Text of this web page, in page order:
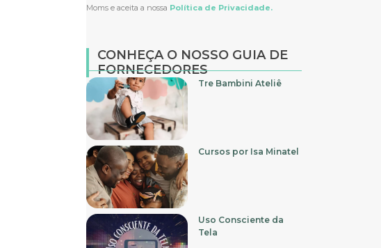
Moms e aceita a nossa Política de Privacidade.
CONHEÇA O NOSSO GUIA DE
FORNECEDORES
Tre Bambini Ateliê
Cursos por Isa Minatel
Uso Consciente da
Tela